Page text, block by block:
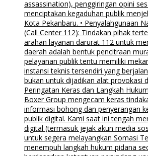
assassination), penggiringan opini
menciptakan kegaduhan publik
Kota Pekanbaru. • Penyalahgunaan
(Call Center 112): Tindakan pihak
arahan layanan darurat 112 untuk
daerah adalah bentuk pencitraan
pelayanan publik tentu memiliki
instansi teknis tersendiri yang
bukan untuk dijadikan alat provokasi
Peringatan Keras dan Langkah
Boxer Group mengecam keras
informasi bohong dan penyerangan
publik digital. Kami saat ini tengah
digital (termasuk jejak akun media
untuk segera melayangkan Somasi
menempuh langkah hukum pidana